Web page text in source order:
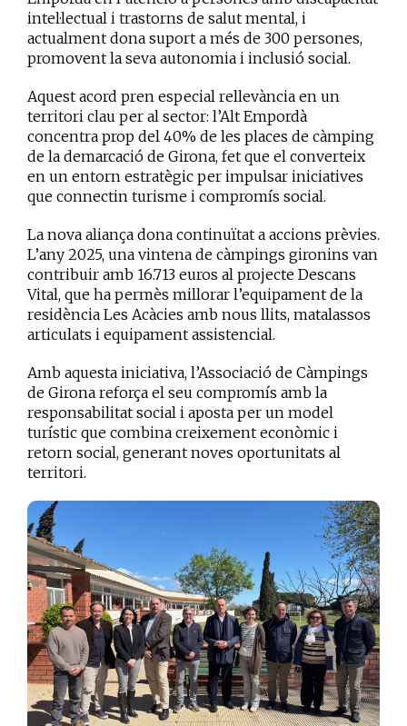
intel·lectual i trastorns de salut mental, i
actualment dona suport a més de 300 persones,
promovent la seva autonomia i inclusió social.
Aquest acord pren especial rellevància en un
territori clau per al sector: l’Alt Empordà
concentra prop del 40% de les places de càmping
de la demarcació de Girona, fet que el converteix
en un entorn estratègic per impulsar iniciatives
que connectin turisme i compromís social.
La nova aliança dona continuïtat a accions prèvies.
L’any 2025, una vintena de càmpings gironins van
contribuir amb 16.713 euros al projecte Descans
Vital, que ha permès millorar l’equipament de la
residència Les Acàcies amb nous llits, matalassos
articulats i equipament assistencial.
Amb aquesta iniciativa, l’Associació de Càmpings
de Girona reforça el seu compromís amb la
responsabilitat social i aposta per un model
turístic que combina creixement econòmic i
retorn social, generant noves oportunitats al
territori.